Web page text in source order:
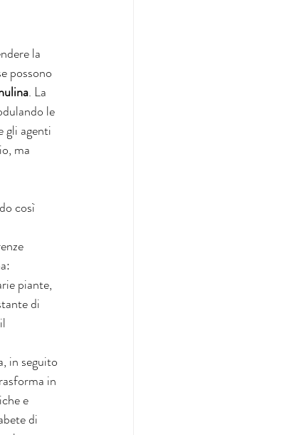
la
possono
. La
le
gli agenti
ma
così
piante,
di
in seguito
in
e
di